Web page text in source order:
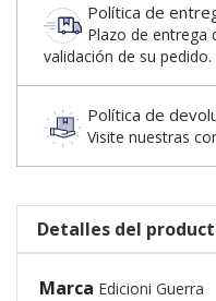
Política de
Plazo de entrega
validación de su pedido.
Política de
Visite nuestras
Detalles del
Marca Edicioni Guerra